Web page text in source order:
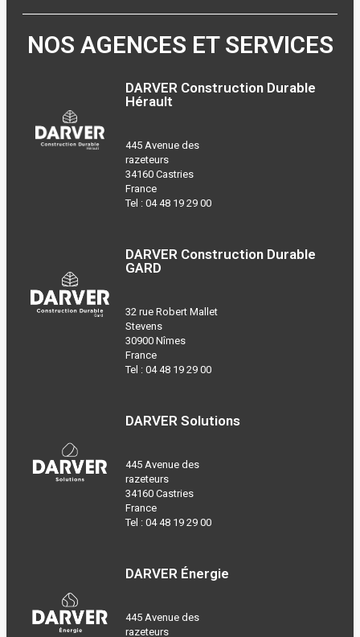
NOS AGENCES ET SERVICES
DARVER Construction Durable
Hérault
445 Avenue des
razeteurs
34160 Castries
France
Tel :04 48 19 29 00
DARVER Construction Durable
GARD
32 rue Robert Mallet
Stevens
30900 Nîmes
France
Tel :04 48 19 29 00
DARVER Solutions
445 Avenue des
razeteurs
34160 Castries
France
Tel :04 48 19 29 00
DARVER Énergie
445 Avenue des
razeteurs